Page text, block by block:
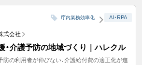
庁内業務効率化 AI・RPA
式会社
・介護予防の地域づくり｜ハレクル
防の利用者が伸びない、介護給付費の適正化が進